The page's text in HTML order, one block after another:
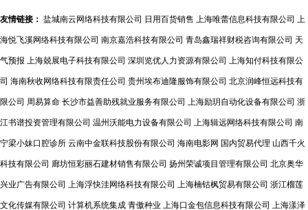
友情链接： 盐城南云网络科技有限公司 日用百货销售 上海唯蕾信息科技有限公司 上
海悦飞溪网络科技有限公司 南京嘉浩科技有限公司 青岛鑫瑞祥财税咨询有限公司 天
气预报 上海兢展电子科技有限公司 深圳览优人力资源有限公司 上海知付科技有限公
司 海南秋收网络科技有限责任公司 贵州埃布迪隆服饰有限公司 北京润峰恒远科技有
限公司 周易算命 长沙市益善助残就业服务有限公司 上海励玥自动化设备有限公司 浙
江书谱投资管理有限公司 温州沃能电力设备有限公司 上海辑远网络科技有限公司 南
宁梁小妹口腔诊所 云南中金联科技股份有限公司 海南电影网 国内贸易代理 山西千火
科技有限公司 廊坊恒彩丽石建材销售有限公司 扬州荣诚项目管理有限公司 北京奥华
兴业广告有限公司 上海浮快洼网络科技有限公司 上海楠钴枫贸易有限公司 浙江榴莲
文化传媒有限公司 计算机系统集成 青傲种业 上海口金包信息科技有限公司 上海漾泽